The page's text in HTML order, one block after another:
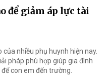
để giảm áp lực tài
nhiều phụ huynh hiện nay.
pháp phù hợp giúp gia đình
con em đến trường.